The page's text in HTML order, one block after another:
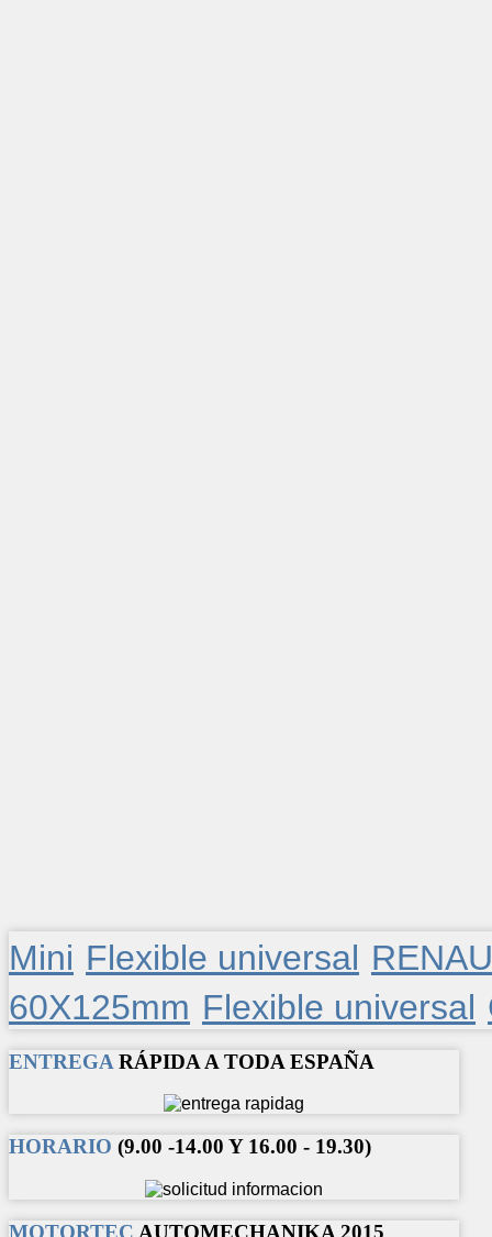
Mini Flexible universal
60X125mm Flexible universal
ENTREGA RÁPIDA A TODA ESPAÑA
HORARIO (9.00 -14.00 Y 16.00 - 19.30)
MOTORTEC AUTOMECHANIKA 2015